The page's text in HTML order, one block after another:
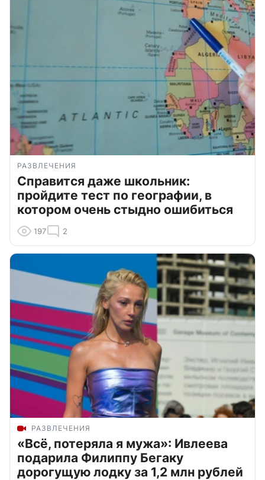
РАЗВЛЕЧЕНИЯ
Справится даже школьник:
пройдите тест по географии, в
котором очень стыдно ошибиться
197 2
РАЗВЛЕЧЕНИЯ
«Всё, потеряла я мужа»: Ивлеева
подарила Филиппу Бегаку
дорогущую лодку за 1,2 млн рублей